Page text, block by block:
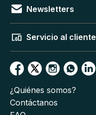
Newsletters
Servicio al cliente
¿Quiénes somos?
Contáctanos